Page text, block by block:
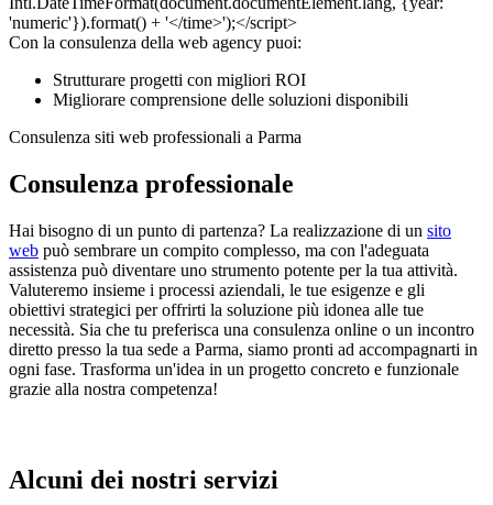
Con la consulenza della web agency puoi:
Strutturare progetti con migliori ROI
Migliorare comprensione delle soluzioni disponibili
Consulenza siti web professionali a Parma
Consulenza professionale
Hai bisogno di un punto di partenza? La realizzazione di un sito
web può sembrare un compito complesso, ma con l'adeguata
assistenza può diventare uno strumento potente per la tua attività.
Valuteremo insieme i processi aziendali, le tue esigenze e gli
obiettivi strategici per offrirti la soluzione più idonea alle tue
necessità. Sia che tu preferisca una consulenza online o un incontro
diretto presso la tua sede a Parma, siamo pronti ad accompagnarti in
ogni fase. Trasforma un'idea in un progetto concreto e funzionale
grazie alla nostra competenza!
Alcuni dei nostri servizi